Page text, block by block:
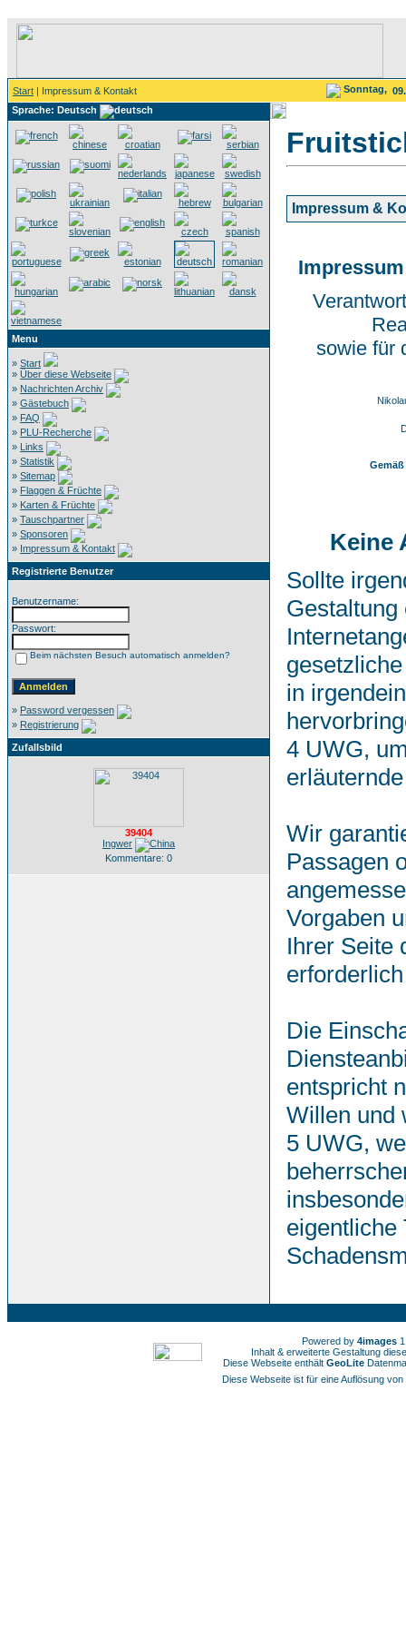
Start | Impressum & Kontakt Sonntag,
Sprache: Deutsch
Menu
» Start
» Über diese Webseite
» Nachrichten Archiv
» Gästebuch
» FAQ
» PLU-Recherche
» Links
» Statistik
» Sitemap
» Flaggen & Früchte
» Karten & Früchte
» Tauschpartner
» Sponsoren
» Impressum & Kontakt
Registrierte Benutzer
Benutzername:
Passwort:
Beim nächsten Besuch automatisch anmelden?
» Password vergessen
» Registrierung
Zufallsbild
39404
Ingwer
Kommentare: 0
Impressum &
sowie für
Keine
Sollte
Gestaltung
in
4 UWG,
Wir
Passagen
Vorgaben
Ihrer Seite
Die
entspricht
Willen und
5 UWG,
eigentliche
Powered by 4images
Inhalt & erweiterte Gestaltung
Diese Webseite enthält GeoLite
Diese Webseite ist für eine Auflösung